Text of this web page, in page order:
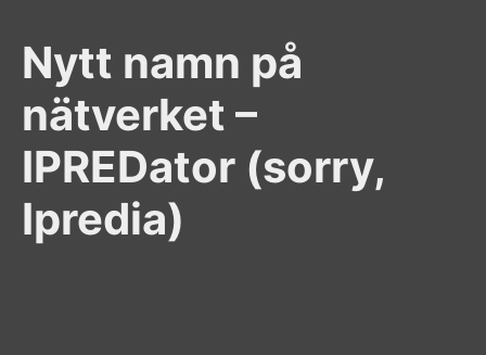
Nytt namn på
nätverket –
IPREDator (sorry,
Ipredia)